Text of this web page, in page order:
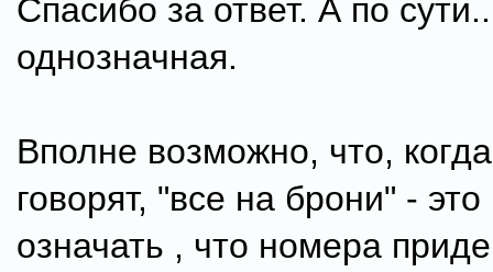
Спасибо за ответ. А по
однозначная.
Вполне возможно, что,
говорят, "все на брони" -
означать , что номера